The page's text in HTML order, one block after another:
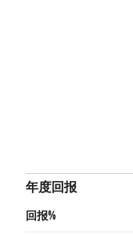
年度回报
回报%